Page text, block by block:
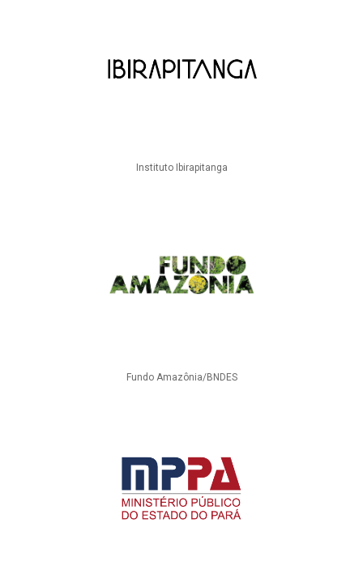
Instituto Ibirapitanga
Fundo Amazônia/BNDES